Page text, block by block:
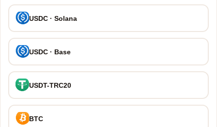
USDC · Solana
USDC · Base
USDT-TRC20
BTC